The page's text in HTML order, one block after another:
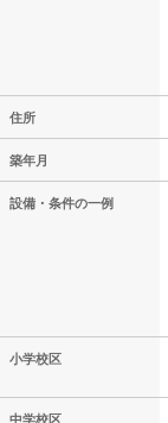
住所
築年月
設備・条件の一例
小学校区
中学校区